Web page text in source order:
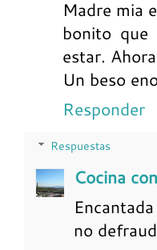
Madre mia
bonito
estar.
Un beso
Responder
Respuestas
Cocina
no